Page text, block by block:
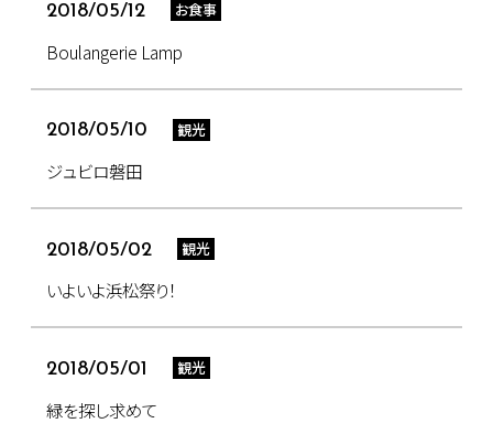
2018/05/12 お食事
Boulangerie Lamp
2018/05/10 観光
ジュビロ磐田
2018/05/02 観光
いよいよ浜松祭り！
2018/05/01 観光
緑を探し求めて